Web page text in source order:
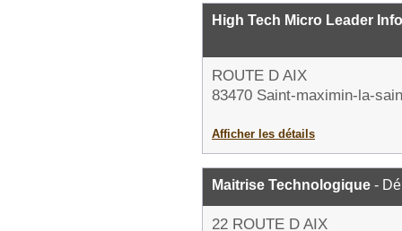
High Tech Micro Leader
ROUTE D AIX
83470 Saint-maximin-la-
Afficher les détails
Maitrise Technologique -
22 ROUTE D AIX